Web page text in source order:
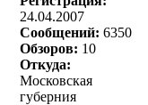
24.04.2007
Сообщений: 6350
Обзоров: 10
Откуда:
Московская
губерния